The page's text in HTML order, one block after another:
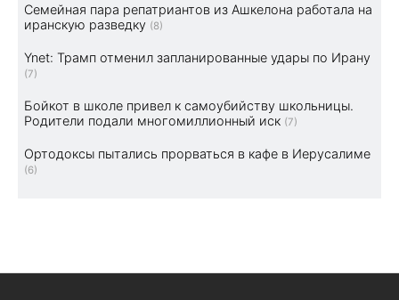
Семейная пара репатриантов из Ашкелона работала на
иранскую разведку (8)
Ynet: Трамп отменил запланированные удары по Ирану
(7)
Бойкот в школе привел к самоубийству школьницы.
Родители подали многомиллионный иск (7)
Ортодоксы пытались прорваться в кафе в Иерусалиме
(6)